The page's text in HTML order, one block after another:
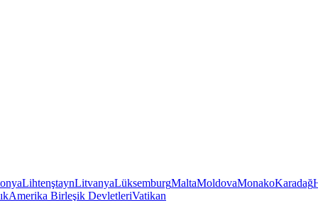
LihtenştaynLitvanyaLüksemburgMaltaMoldovaMonakoKaradağ
Amerika Birleşik DevletleriVatikan